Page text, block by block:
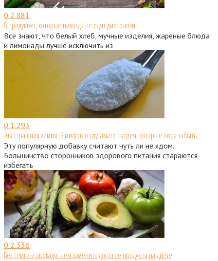
0 2 881
5 продуктов, которые никогда не едят диетологи
Все знают, что белый хлеб, мучные изделия, жареные блюда
и лимонады лучше исключить из
0 1 293
Эта страшная химия: 5 мифов о глутамате натрия, которые пора забыть
Эту популярную добавку считают чуть ли не ядом.
Большинство сторонников здорового питания стараются
избегать
0 2 336
Без семги и авокадо: чем заменить дорогие продукты на диете